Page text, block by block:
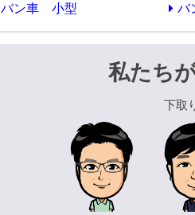
バン車 小型 バ
私たち
下取